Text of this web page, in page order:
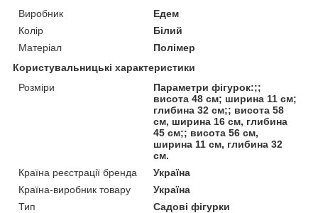
Виробник
Едем
Колір
Білий
Матеріал
Полімер
Користувальницькі характеристики
Розміри
Параметри фігурок:;;
висота 48 см; ширина 11 см;
глибина 32 см;; висота 58
см, ширина 16 см, глибина
45 см;; висота 56 см,
ширина 11 см, глибина 32
см.
Країна реєстрації бренда
Україна
Країна-виробник товару
Україна
Тип
Садові фігурки